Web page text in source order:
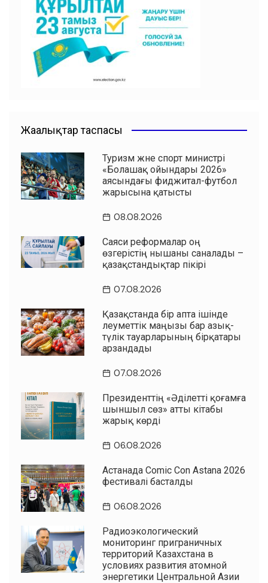
o
o
k
p
p
m
Жаңалықтар таспасы
Туризм және спорт министрі
«Болашақ ойындары 2026»
аясындағы фиджитал-футбол
жарысына қатысты
08.08.2026
Саяси реформалар оң
өзгерістің нышаны саналады –
қазақстандықтар пікірі
07.08.2026
Қазақстанда бір апта ішінде
әлеуметтік маңызы бар азық-
түлік тауарларының бірқатары
арзандады
07.08.2026
Президенттің «Әділетті қоғамға
шыншыл сөз» атты кітабы
жарық көрді
06.08.2026
Астанада Comic Con Astana 2026
фестивалі басталды
06.08.2026
Радиоэкологический
мониторинг приграничных
территорий Казахстана в
условиях развития атомной
энергетики Центральной Азии